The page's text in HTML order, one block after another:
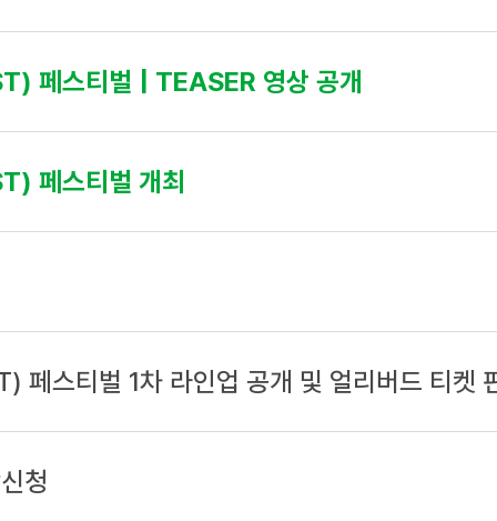
페스티벌 | TEASER 영상 공개
페스티벌 개최
스티벌 1차 라인업 공개 및 얼리버드 티켓
청